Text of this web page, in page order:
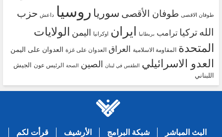
طوفان الاقصى طوفان الأقصى سوريا روسيا داعش حزب
الله تركيا ترامب بريطانيا ايران اوكرانيا اليمن الولايات
المتحدة المقاومة الاسلامية العراق العدوان على غزة العدوان على اليمن
العدو الاسرائيلي الطقس في لبنان الصين الصحة الرئيس عون الجيش
اللبناني
البث المباشر شبكة البرامج الأرشيف قرأت لكم